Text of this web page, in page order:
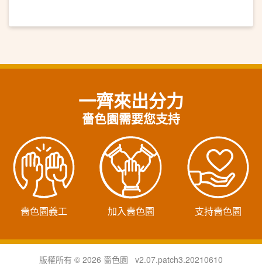
一齊來出分力
嗇色園需要您支持
嗇色園義工 加入嗇色園 支持嗇色園
版權所有 © 2026 嗇色園 v2.07.patch3.20210610